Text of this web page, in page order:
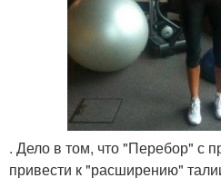
. Дело в том, что "Перебор" с
привести к "расширению"